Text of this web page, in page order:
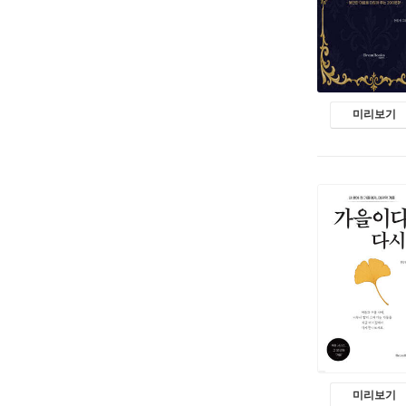
미리보기
미리보기